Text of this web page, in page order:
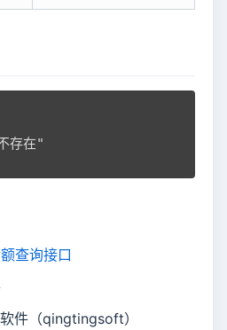
查询接口
件（qingtingsoft）